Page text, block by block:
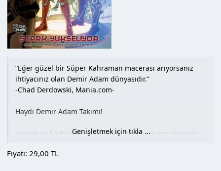
“Eğer güzel bir Süper Kahraman macerası arıyorsanız
ihtiyacınız olan Demir Adam dünyasıdır.”
-Chad Derdowski, Mania.com-
Haydi Demir Adam Takımı!
Justine ve Sasha Hammer, Demir Adam ve yeni kurulan
yapmıyorlardı. Detroit Çelik’in icraatları Tony Stark’ın tüm
Genişletmek için tıkla ...
Fiyatı: 29,00 TL